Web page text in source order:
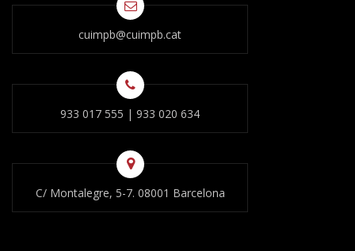
cuimpb@cuimpb.cat
933 017 555 | 933 020 634
C/ Montalegre, 5-7. 08001 Barcelona